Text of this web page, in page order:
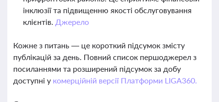
інклюзії та підвищенню якості обслуговування
клієнтів. Джерело
Кожне з питань — це короткий підсумок змісту
публікацій за день. Повний список першоджерел з
посиланнями та розширений підсумок за добу
доступні у комерційній версії Платформи LIGA360.